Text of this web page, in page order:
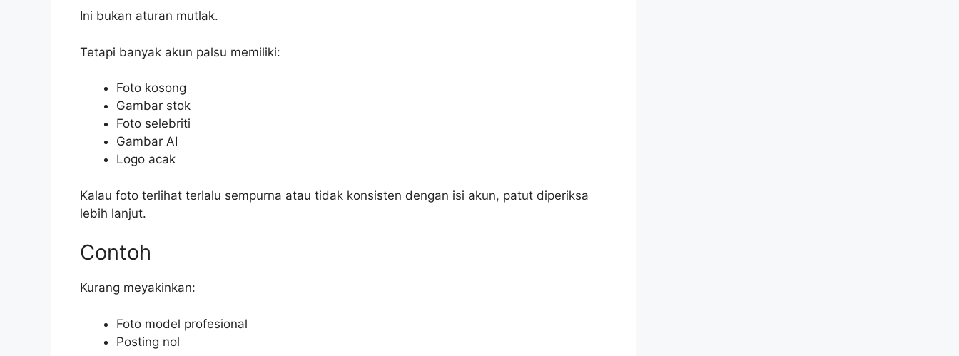
Ini bukan aturan mutlak.
Tetapi banyak akun palsu memiliki:
Foto kosong
Gambar stok
Foto selebriti
Gambar AI
Logo acak
Kalau foto terlihat terlalu sempurna atau tidak konsisten dengan isi akun, patut diperiksa
lebih lanjut.
Contoh
Kurang meyakinkan:
Foto model profesional
Posting nol